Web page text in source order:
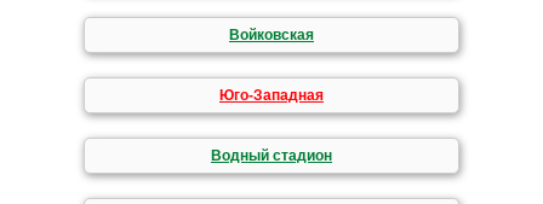
Войковская
Юго-Западная
Водный стадион